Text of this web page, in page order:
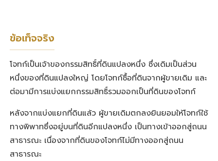
ข้อเท็จจริง
โจทก์เป็นเจ้าของกรรมสิทธิ์ที่ดินแปลงหนึ่ง ซึ่งเดิมเป็นส่วน
หนึ่งของที่ดินแปลงใหญ่ โดยโจทก์ซื้อที่ดินจากผู้ขายเดิม และ
ต่อมามีการแบ่งแยกกรรมสิทธิ์รวมออกเป็นที่ดินของโจทก์
หลังจากแบ่งแยกที่ดินแล้ว ผู้ขายเดิมตกลงยินยอมให้โจทก์ใช้
ทางพิพาทซึ่งอยู่บนที่ดินอีกแปลงหนึ่ง เป็นทางเข้าออกสู่ถนน
สาธารณะ เนื่องจากที่ดินของโจทก์ไม่มีทางออกสู่ถนน
สาธารณะ